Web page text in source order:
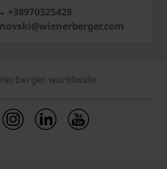
+38970325428
worldwide